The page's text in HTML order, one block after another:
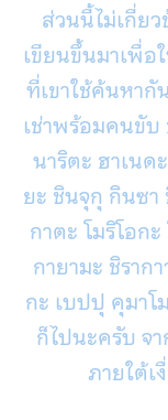
ส่วนนี้ไม่เกี่ย
เขียนขึ้นมาเพื่อ
ที่เขาใช้ค้นหา
เช่าพร้อมคนขับ
นาริตะ ฮาเนด
ยะ ชินจุกุ กินซา
กาตะ โมริโอก
กายามะ ชิราก
กะ เบปปุ คุมาโ
ก็ไปนะครับ จ
ภายใต้